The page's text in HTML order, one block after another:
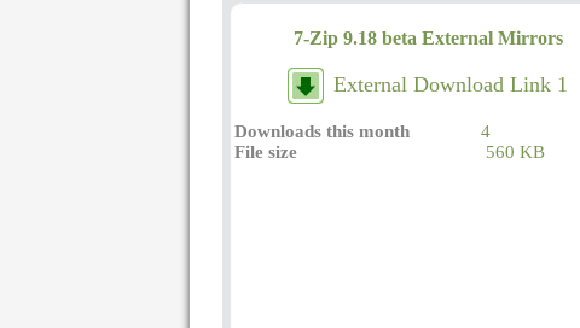
7-Zip 9.18 beta External Mirrors
External Download Link 1
Downloads this month
4
File size
560 KB